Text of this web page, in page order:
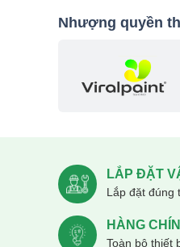
Nhượng quyền
LẮP ĐẶT
Lắp đặt đúng
HÀNG
Toàn bộ thiết